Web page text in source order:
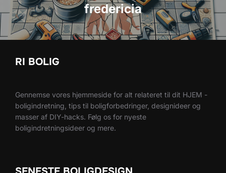
fredericia
RI BOLIG
Gennemse vores hjemmeside for alt relateret til dit HJEM -
boligindretning, tips til boligforbedringer, designideer og
masser af DIY-hacks. Følg os for nyeste
boligindretningsideer og mere.